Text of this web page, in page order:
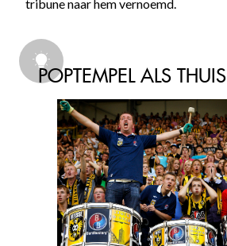
tribune naar hem vernoemd.
POPTEMPEL ALS